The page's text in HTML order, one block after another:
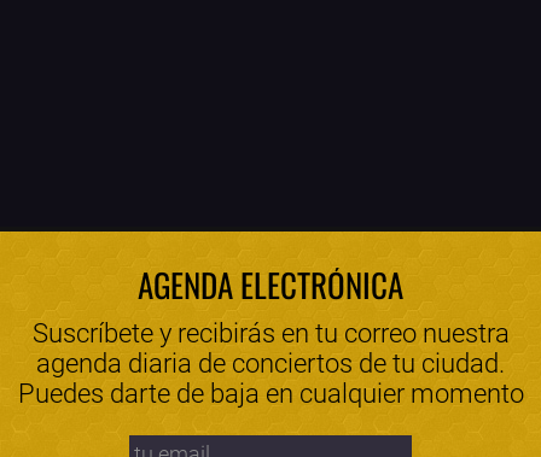
AGENDA ELECTRÓNICA
Suscríbete y recibirás en tu correo nuestra
agenda diaria de conciertos de tu ciudad.
Puedes darte de baja en cualquier momento